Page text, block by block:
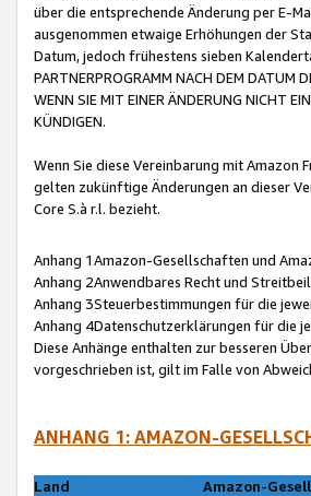
über die entsprechende Änderung per E-
ausgenommen etwaige Erhöhungen der
Datum, jedoch frühestens sieben
PARTNERPROGRAMM NACH DEM DATUM
WENN SIE MIT EINER ÄNDERUNG NICHT
KÜNDIGEN.
Wenn Sie diese Vereinbarung mit Amazon
gelten zukünftige Änderungen an dieser
Core S.à r.l. bezieht.
Anhang 1Amazon-Gesellschaften und
Anhang 2Anwendbares Recht und
Anhang 3Steuerbestimmungen für die
Anhang 4Datenschutzerklärungen für die
Diese Anhänge enthalten zur besseren
vorgeschrieben ist, gilt im Falle von
ANHANG 1: AMAZON-
Land
Amazon-